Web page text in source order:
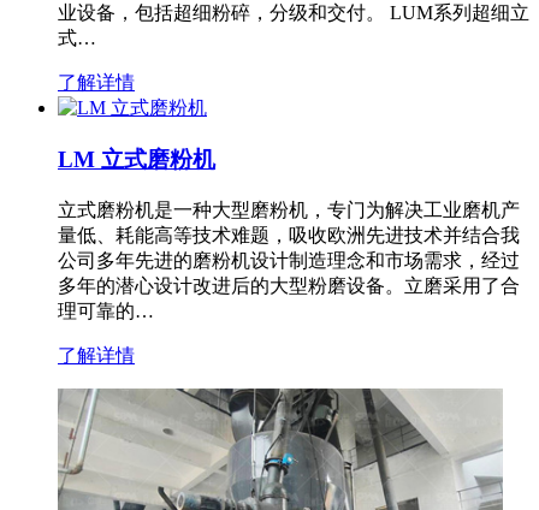
业设备，包括超细粉碎，分级和交付。 LUM系列超细立
式…
了解详情
LM 立式磨粉机
立式磨粉机是一种大型磨粉机，专门为解决工业磨机产
量低、耗能高等技术难题，吸收欧洲先进技术并结合我
公司多年先进的磨粉机设计制造理念和市场需求，经过
多年的潜心设计改进后的大型粉磨设备。立磨采用了合
理可靠的…
了解详情